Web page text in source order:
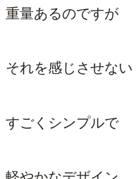
重量あるのですが
それを感じさせない
すごくシンプルで